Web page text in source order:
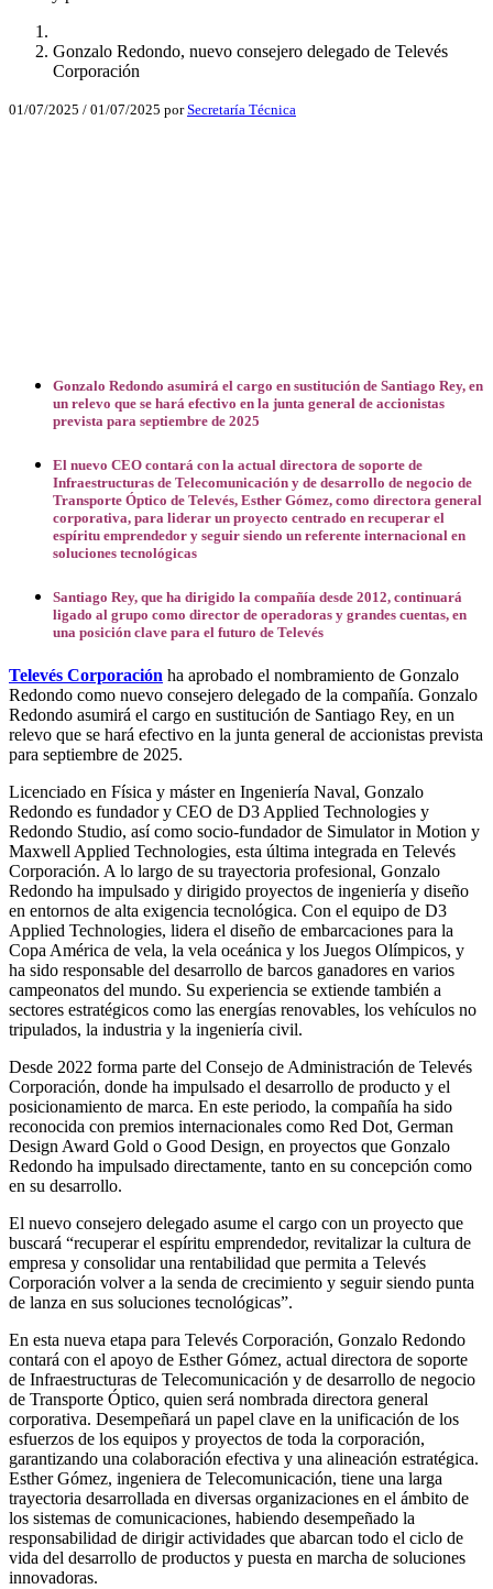
Gonzalo Redondo, nuevo consejero delegado de Televés
Corporación
01/07/2025 / 01/07/2025 porSecretaría Técnica
Gonzalo Redondo asumirá el cargo en sustitución de Santiago Rey, en
un relevo que se hará efectivo en la junta general de accionistas
prevista para septiembre de 2025
El nuevo CEO contará con la actual directora de soporte de
Infraestructuras de Telecomunicación y de desarrollo de negocio de
Transporte Óptico de Televés, Esther Gómez, como directora general
corporativa, para liderar un proyecto centrado en recuperar el
espíritu emprendedor y seguir siendo un referente internacional en
soluciones tecnológicas
Santiago Rey, que ha dirigido la compañía desde 2012, continuará
ligado al grupo como director de operadoras y grandes cuentas, en
una posición clave para el futuro de Televés
Televés Corporación ha aprobado el nombramiento de Gonzalo
Redondo como nuevo consejero delegado de la compañía. Gonzalo
Redondo asumirá el cargo en sustitución de Santiago Rey, en un
relevo que se hará efectivo en la junta general de accionistas prevista
para septiembre de 2025.
Licenciado en Física y máster en Ingeniería Naval, Gonzalo
Redondo es fundador y CEO de D3 Applied Technologies y
Redondo Studio, así como socio-fundador de Simulator in Motion y
Maxwell Applied Technologies, esta última integrada en Televés
Corporación. A lo largo de su trayectoria profesional, Gonzalo
Redondo ha impulsado y dirigido proyectos de ingeniería y diseño
en entornos de alta exigencia tecnológica. Con el equipo de D3
Applied Technologies, lidera el diseño de embarcaciones para la
Copa América de vela, la vela oceánica y los Juegos Olímpicos, y
ha sido responsable del desarrollo de barcos ganadores en varios
campeonatos del mundo. Su experiencia se extiende también a
sectores estratégicos como las energías renovables, los vehículos no
tripulados, la industria y la ingeniería civil.
Desde 2022 forma parte del Consejo de Administración de Televés
Corporación, donde ha impulsado el desarrollo de producto y el
posicionamiento de marca. En este periodo, la compañía ha sido
reconocida con premios internacionales como Red Dot, German
Design Award Gold o Good Design, en proyectos que Gonzalo
Redondo ha impulsado directamente, tanto en su concepción como
en su desarrollo.
El nuevo consejero delegado asume el cargo con un proyecto que
buscará “recuperar el espíritu emprendedor, revitalizar la cultura de
empresa y consolidar una rentabilidad que permita a Televés
Corporación volver a la senda de crecimiento y seguir siendo punta
de lanza en sus soluciones tecnológicas”.
En esta nueva etapa para Televés Corporación, Gonzalo Redondo
contará con el apoyo de Esther Gómez, actual directora de soporte
de Infraestructuras de Telecomunicación y de desarrollo de negocio
de Transporte Óptico, quien será nombrada directora general
corporativa. Desempeñará un papel clave en la unificación de los
esfuerzos de los equipos y proyectos de toda la corporación,
garantizando una colaboración efectiva y una alineación estratégica.
Esther Gómez, ingeniera de Telecomunicación, tiene una larga
trayectoria desarrollada en diversas organizaciones en el ámbito de
los sistemas de comunicaciones, habiendo desempeñado la
responsabilidad de dirigir actividades que abarcan todo el ciclo de
vida del desarrollo de productos y puesta en marcha de soluciones
innovadoras.